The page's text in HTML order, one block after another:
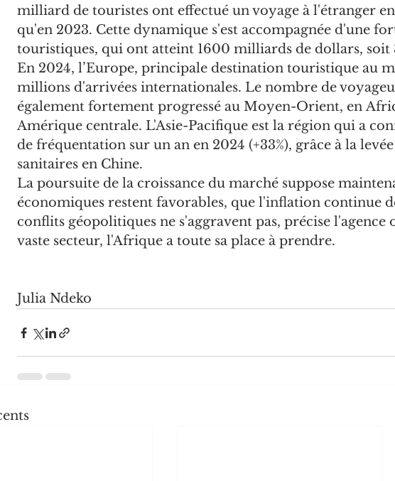
milliard de touristes ont effectué un voyage à l'étranger en
qu'en 2023. Cette dynamique s'est accompagnée d'une
touristiques, qui ont atteint 1600 milliards de dollars, soit
En 2024, l’Europe, principale destination touristique au
millions d'arrivées internationales. Le nombre de
également fortement progressé au Moyen-Orient, en
Amérique centrale. L'Asie-Pacifique est la région qui a
de fréquentation sur un an en 2024 (+33%), grâce à la
sanitaires en Chine.
La poursuite de la croissance du marché suppose
économiques restent favorables, que l'inflation continue
conflits géopolitiques ne s'aggravent pas, précise l'agence
vaste secteur, l'Afrique a toute sa place à prendre.
Julia Ndeko